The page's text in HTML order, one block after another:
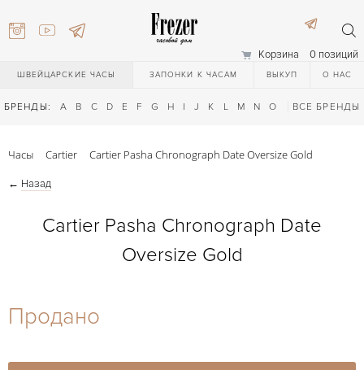
Корзина 0 позиций
ШВЕЙЦАРСКИЕ ЧАСЫ ЗАПОНКИ К ЧАСАМ ВЫКУП О НАС
БРЕНДЫ: A B C D E F G H I J K L M N O Q R S T
ВСЕ БРЕНДЫ
27-44
Часы Cartier Cartier Pasha Chronograph Date Oversize Gold
← Назад
Cartier Pasha Chronograph Date
Oversize Gold
Продано